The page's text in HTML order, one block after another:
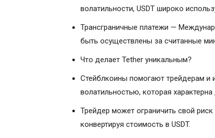
волатильности, USDT широко
Трансграничные платежи —
быть осуществлены за считанные
Что делает Tether уникальным?
Стейблкоины помогают трейдерам и
волатильностью, которая
Трейдер может ограничить свой
конвертируя стоимость в USDT.